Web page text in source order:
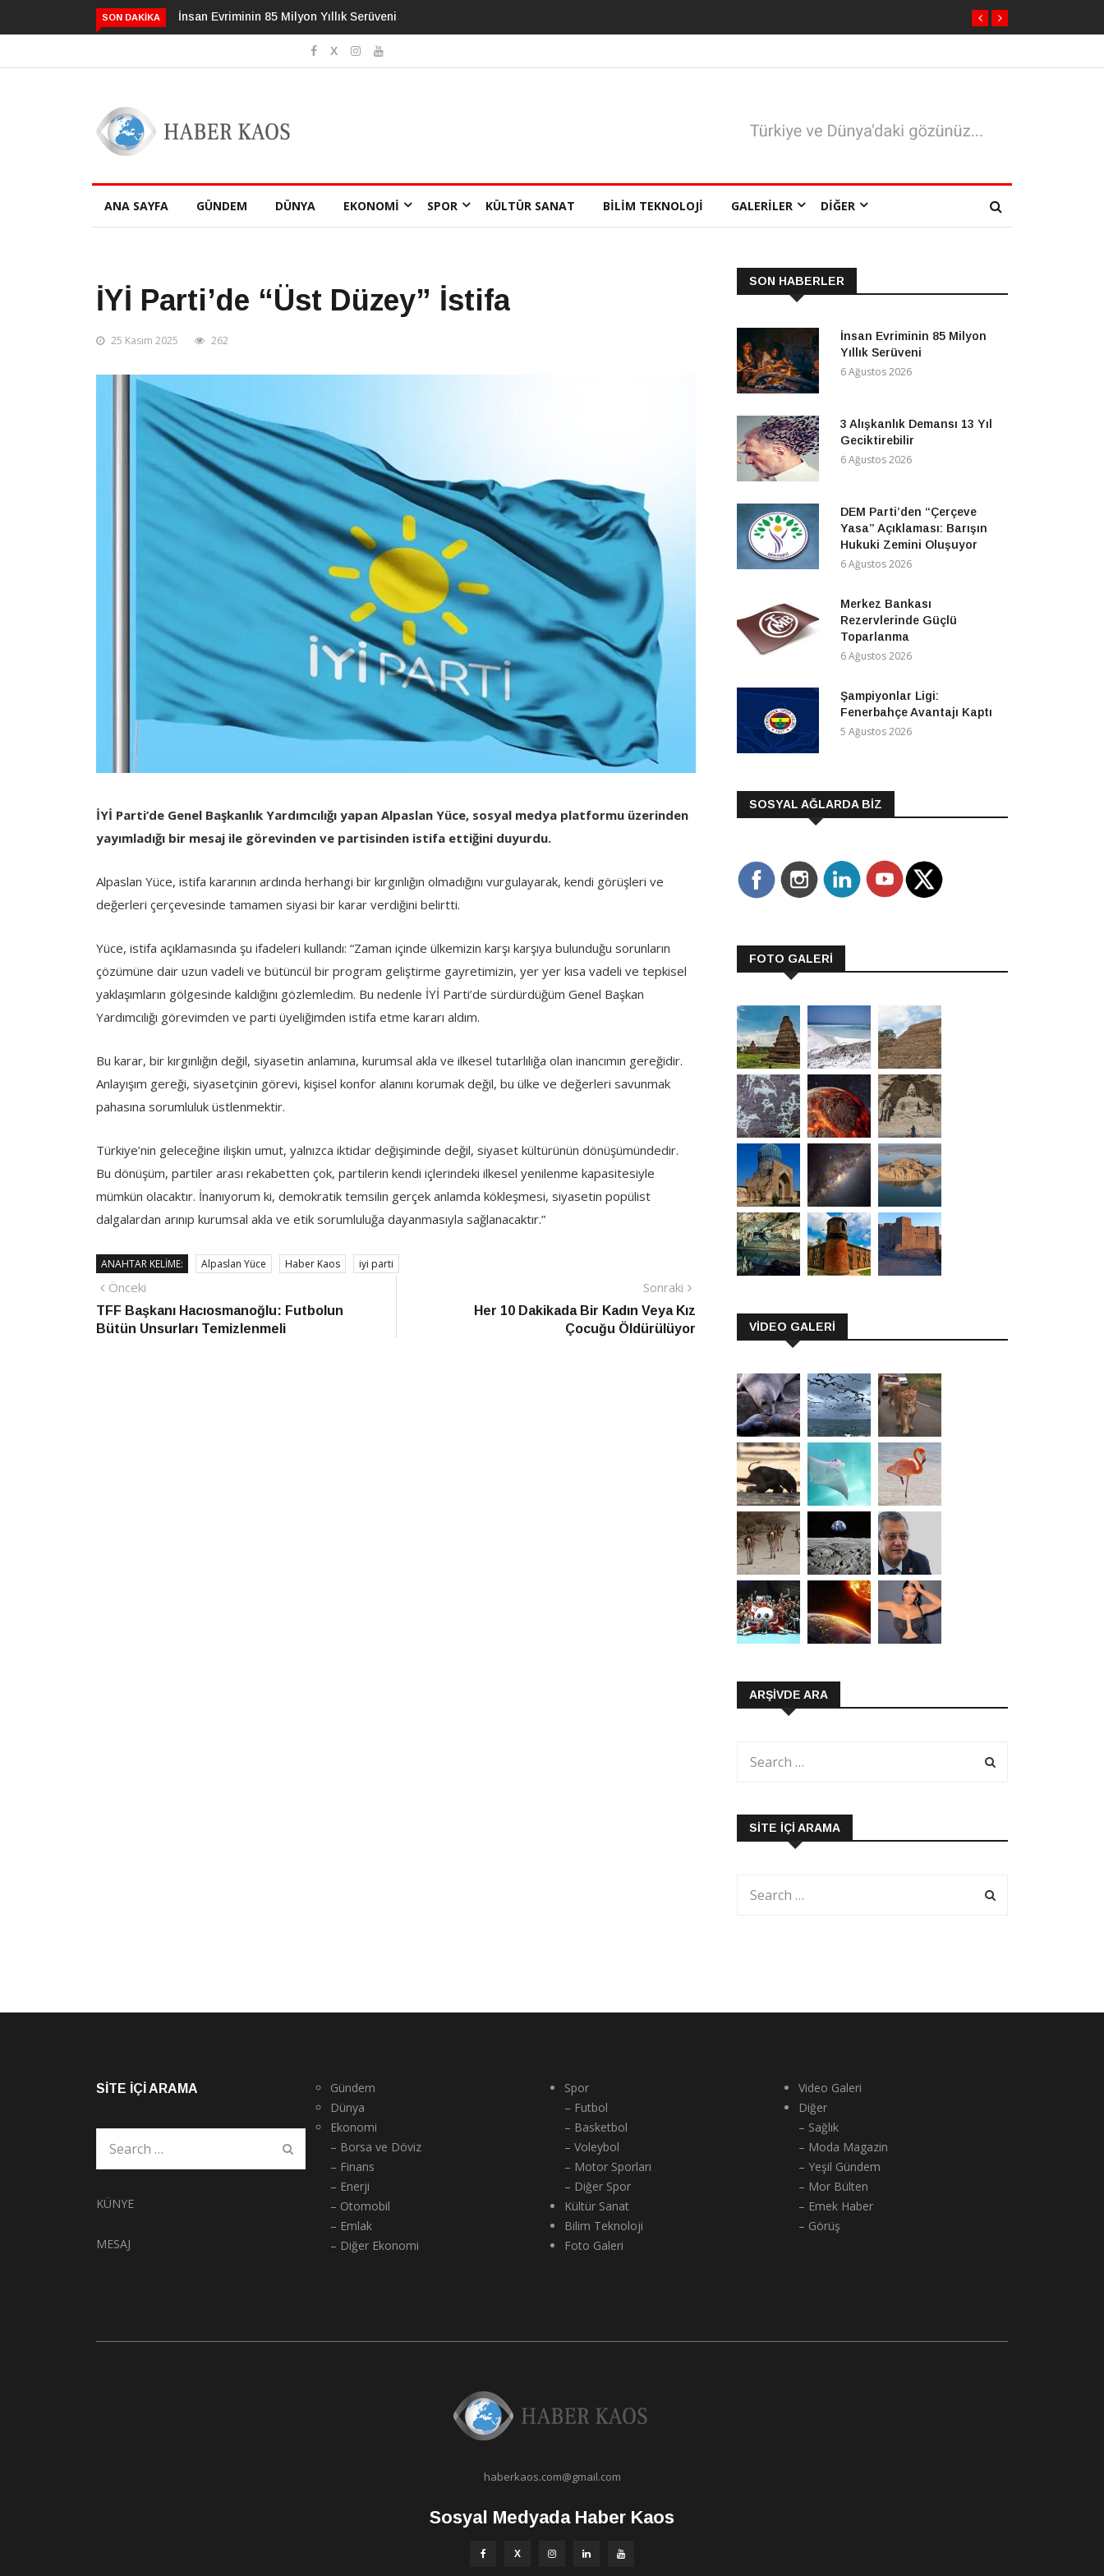
SON DAKIKA
Evriminin 85 Milyon Yıllık Serüveni3 Alışkanlık Demansı 13 Yıl
Geciktirebilir
ANA SAYFA GÜNDEM DÜNYA EKONOMI SPOR KÜLTÜR SANAT BILIM TEKNOLOJI GALERILER DIĞER
İYİ Parti’de “Üst Düzey” İstifa
25 Kasım 2025 262
İYİ Parti’de Genel Başkanlık Yardımcılığı yapan Alpaslan Yüce, sosyal medya platformu üzerinden
yayımladığı bir mesaj ile görevinden ve partisinden istifa ettiğini duyurdu.
Alpaslan Yüce, istifa kararının ardında herhangi bir kırgınlığın olmadığını vurgulayarak, kendi görüşleri ve
değerleri çerçevesinde tamamen siyasi bir karar verdiğini belirtti.
Yüce, istifa açıklamasında şu ifadeleri kullandı: “Zaman içinde ülkemizin karşı karşıya bulunduğu sorunların
çözümüne dair uzun vadeli ve bütüncül bir program geliştirme gayretimizin, yer yer kısa vadeli ve tepkisel
yaklaşımların gölgesinde kaldığını gözlemledim. Bu nedenle İYİ Parti’de sürdürdüğüm Genel Başkan
Yardımcılığı görevimden ve parti üyeliğimden istifa etme kararı aldım.
Bu karar, bir kırgınlığın değil, siyasetin anlamına, kurumsal akla ve ilkesel tutarlılığa olan inancımın gereğidir.
Anlayışım gereği, siyasetçinin görevi, kişisel konfor alanını korumak değil, bu ülke ve değerleri savunmak
pahasına sorumluluk üstlenmektir.
Türkiye’nin geleceğine ilişkin umut, yalnızca iktidar değişiminde değil, siyaset kültürünün dönüşümündedir.
Bu dönüşüm, partiler arası rekabetten çok, partilerin kendi içlerindeki ilkesel yenilenme kapasitesiyle
mümkün olacaktır. İnanıyorum ki, demokratik temsilin gerçek anlamda kökleşmesi, siyasetin popülist
dalgalardan arınıp kurumsal akla ve etik sorumluluğa dayanmasıyla sağlanacaktır.”
ANAHTAR KELIME: Alpaslan Yüce Haber Kaos iyi parti
Yazı
gezinmesi
Önceki
haber
TFF Başkanı Hacıosmanoğlu: Futbolun
Bütün Unsurları Temizlenmeli
Sonraki
Her 10 Dakikada Bir Kadın Veya Kız
Çocuğu Öldürülüyor
SON HABERLER
İnsan Evriminin 85 Milyon
Yıllık Serüveni
6 Ağustos 2026
3 Alışkanlık Demansı 13 Yıl
Geciktirebilir
6 Ağustos 2026
DEM Parti’den “Çerçeve
Yasa” Açıklaması: Barışın
Hukuki Zemini Oluşuyor
6 Ağustos 2026
Merkez Bankası
Rezervlerinde Güçlü
Toparlanma
6 Ağustos 2026
Şampiyonlar Ligi:
Fenerbahçe Avantajı Kaptı
5 Ağustos 2026
SOSYAL AĞLARDA BİZ
FOTO GALERİ
VİDEO GALERİ
ARŞIVDE ARA
SITE İÇI ARAMA
SITE İÇI ARAMA
KÜNYE
MESAJ
Gündem
Dünya
Ekonomi
– Borsa ve Döviz
– Finans
– Enerji
– Otomobil
– Emlak
– Diğer Ekonomi
Spor
– Futbol
– Basketbol
– Voleybol
– Motor Sporları
– Diğer Spor
Kültür Sanat
Bilim Teknoloji
Foto Galeri
Video Galeri
Diğer
– Sağlık
– Moda Magazin
– Yeşil Gündem
– Mor Bülten
– Emek Haber
– Görüş
haberkaos.com@gmail.com
Sosyal Medyada Haber Kaos